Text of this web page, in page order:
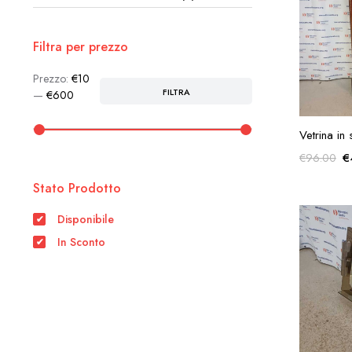
Vetrina in
€96.00 Il
€
Filtra per prezzo
FILTRA
Prezzo: €10
— €600
Stato Prodotto
Disponibile
In Sconto